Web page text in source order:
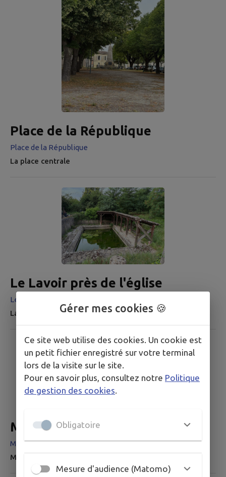
Place de la République
Place de la République
La place centrale
Le Lavoir près de l'église
Le Lavoir près de l'église
Lavoir près de l'église
Maison de l'éclusier
Maison de l'éclusier
Maison de l'éclusier
Gérer mes cookies 🍪
Ce site web utilise des cookies. Un cookie est
un petit fichier enregistré sur votre terminal
lors de la visite sur le site.
Pour en savoir plus, consultez notre Politique
de gestion des cookies
Obligatoire
Mesure d'audience (Matomo)